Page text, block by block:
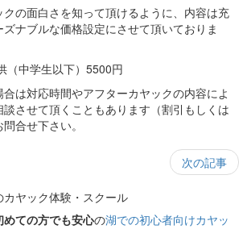
の面白さを知って頂けるように、内容は充
ナブルな価格設定にさせて頂いておりま
中学生以下）5500円
は対応時間やアフターカヤックの内容によ
させて頂くこともあります（割引もしくは
合せ下さい。
次の記事
ヤック体験・スクール
めての方でも安心の湖での初心者向けカヤッ